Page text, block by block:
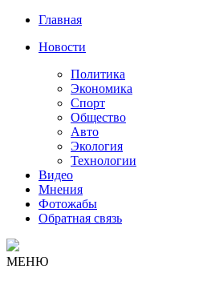
Главная
Новости
Политика
Экономика
Спорт
Общество
Авто
Экология
Технологии
Видео
Мнения
Фотожабы
Обратная связь
МЕНЮ